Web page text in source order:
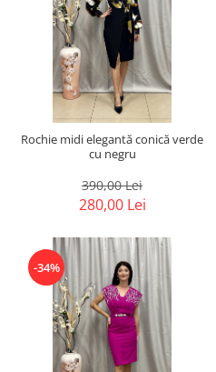
Rochie midi elegantă conică verde
cu negru
390,00 Lei
280,00 Lei
-34%